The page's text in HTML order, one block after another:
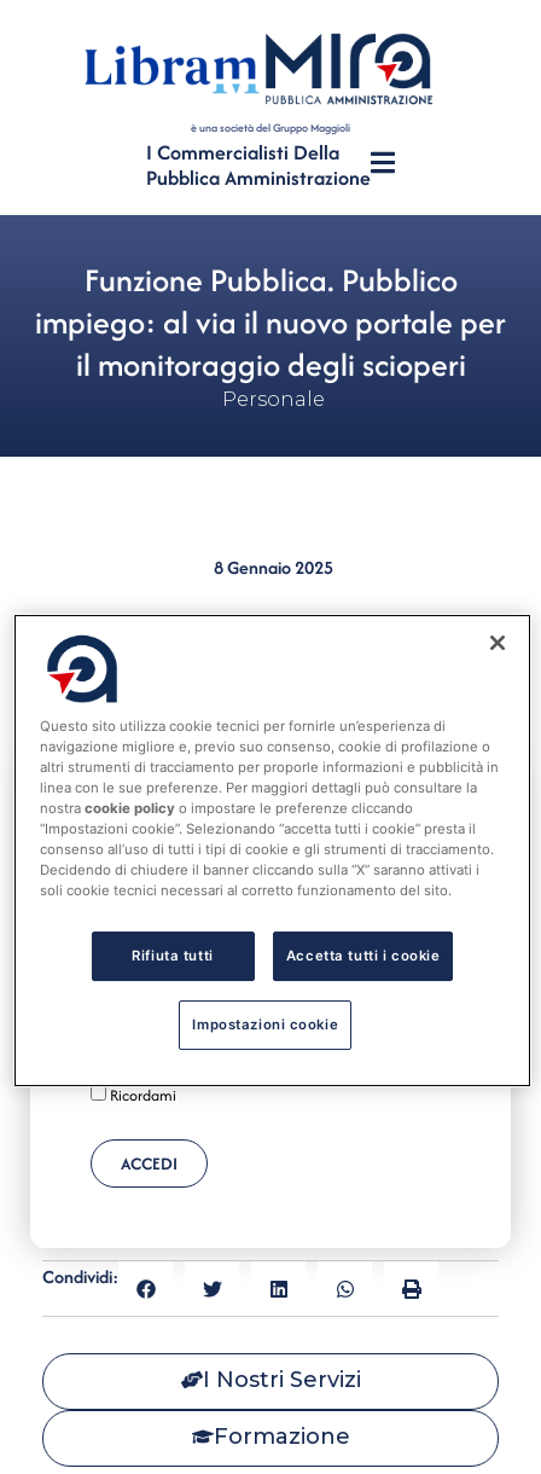
è una società del Gruppo Maggioli
I Commercialisti Della
Pubblica Amministrazione
Funzione Pubblica. Pubblico
impiego: al via il nuovo portale per
il monitoraggio degli scioperi
Personale
8 Gennaio 2025
Dal 1° gennaio 2025 entra in funzione il nuovo
applicativo messo a punto dalla Funzione pubblica
per la rilevazione dei dati di adesione agli scioperi nel
pubblico impiego. (Nota del 4 dicembre 2024).
Accedi al tuo account per
leggere tutta la notizia
Nome utente o indirizzo email
Ricordami
ACCEDI
Condividi:
I Nostri Servizi
Formazione
Questo sito utilizza cookie tecnici per fornirle un’esperienza di
navigazione migliore e, previo suo consenso, cookie di profilazione o
altri strumenti di tracciamento per proporle informazioni e pubblicità in
linea con le sue preferenze. Per maggiori dettagli può consultare la
nostracookie policy o impostare le preferenze cliccando
“Impostazioni cookie”. Selezionando “accetta tutti i cookie” presta il
consenso all’uso di tutti i tipi di cookie e gli strumenti di tracciamento.
Decidendo di chiudere il banner cliccando sulla “X” saranno attivati i
soli cookie tecnici necessari al corretto funzionamento del sito.
Rifiuta tutti Accetta tutti i cookie
Impostazioni cookie